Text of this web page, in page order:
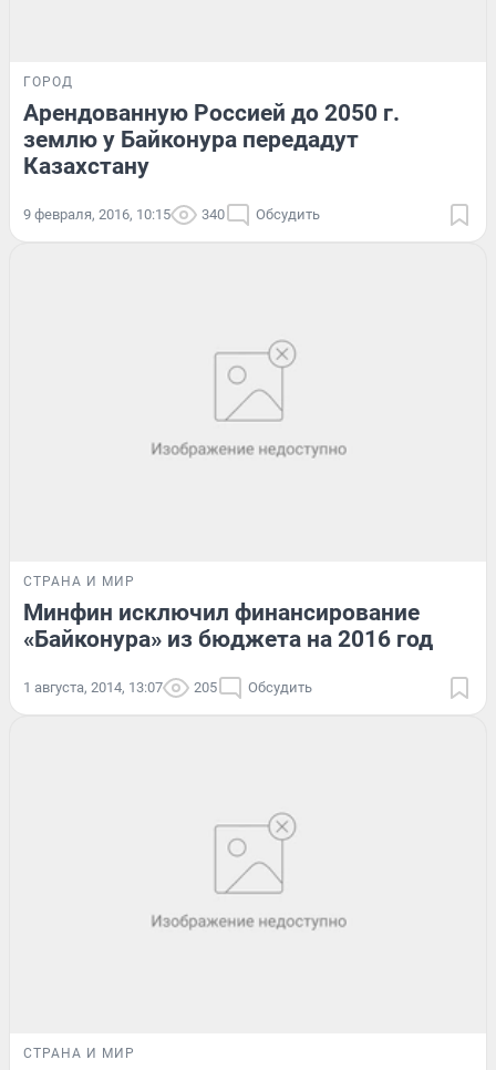
ГОРОД
Арендованную Россией до 2050 г.
землю у Байконура передадут
Казахстану
9 февраля, 2016, 10:15 340 Обсудить
СТРАНА И МИР
Минфин исключил финансирование
«Байконура» из бюджета на 2016 год
1 августа, 2014, 13:07 205 Обсудить
СТРАНА И МИР